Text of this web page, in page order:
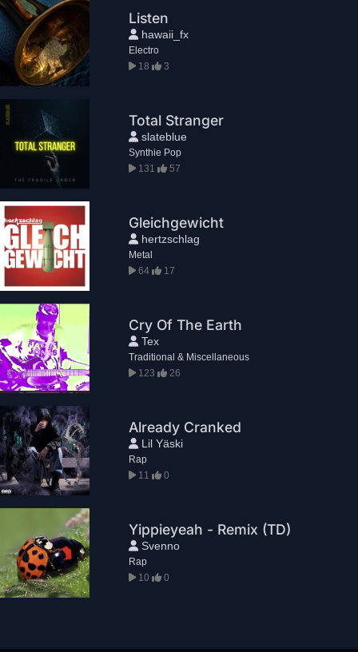
Listen
hawaii_fx
Electro
18
3
Total Stranger
slateblue
Synthie Pop
131
57
Gleichgewicht
hertzschlag
Metal
64
17
Cry Of The Earth
Tex
Traditional & Miscellaneous
123
26
Already Cranked
Lil Yäski
Rap
11
0
Yippieyeah - Remix (TD)
Svenno
Rap
10
0